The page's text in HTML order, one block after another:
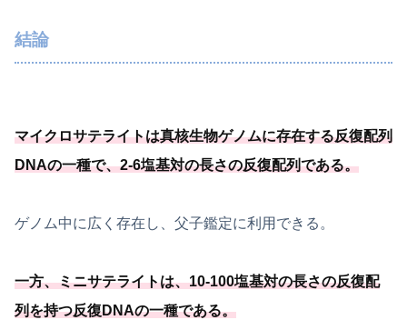
結論
マイクロサテライトは真核生物ゲノムに存在する反復配列
DNAの一種で、2-6塩基対の長さの反復配列である。
ゲノム中に広く存在し、父子鑑定に利用できる。
一方、ミニサテライトは、10-100塩基対の長さの反復配
列を持つ反復DNAの一種である。